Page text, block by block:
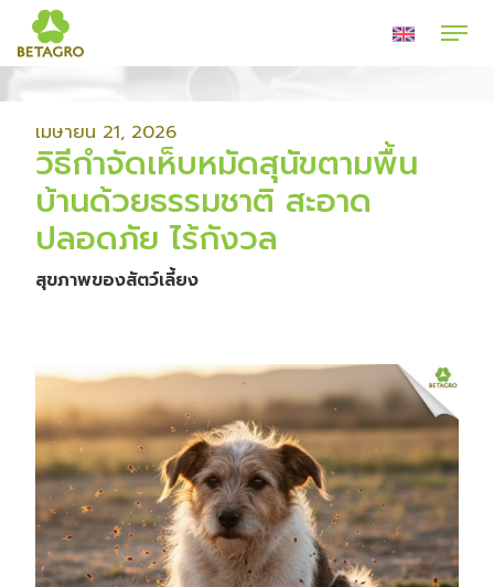
เมษายน 21, 2026
วิธีกำจัดเห็บหมัดสุนัขตามพื้น
บ้านด้วยธรรมชาติ สะอาด
ปลอดภัย ไร้กังวล
สุขภาพของสัตว์เลี้ยง